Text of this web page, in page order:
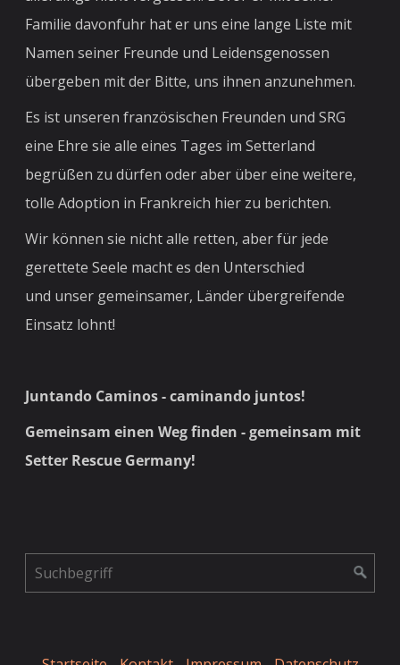
Familie davonfuhr hat er uns eine lange Liste mit
Namen seiner Freunde und Leidensgenossen
übergeben mit der Bitte, uns ihnen anzunehmen.
Es ist unseren französischen Freunden und SRG
eine Ehre sie alle eines Tages im Setterland
begrüßen zu dürfen oder aber über eine weitere,
tolle Adoption in Frankreich hier zu berichten.
Wir können sie nicht alle retten, aber für jede
gerettete Seele macht es den Unterschied
und unser gemeinsamer, Länder übergreifende
Einsatz lohnt!
Juntando Caminos - caminando juntos!
Gemeinsam einen Weg finden - gemeinsam mit
Setter Rescue Germany!